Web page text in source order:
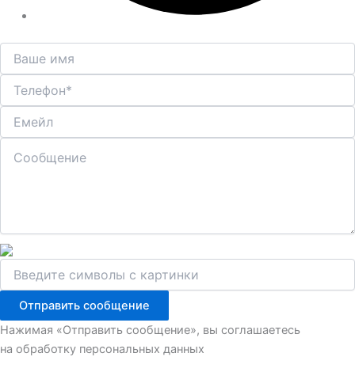
Отправить сообщение
Нажимая «Отправить сообщение», вы соглашаетесь
на обработку персональных данных